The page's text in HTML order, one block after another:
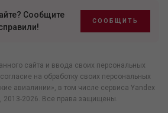
Сообщите
СООБЩИТЬ
сайта и ввода своих персональных
на обработку своих персональных
авиалинии», в том числе сервиса Yandex
, 2013-2026. Все права защищены.